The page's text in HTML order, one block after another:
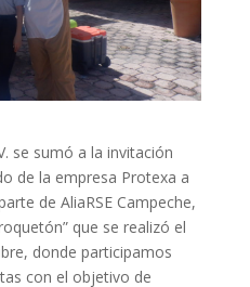
se sumó a la invitación
de la empresa Protexa a
de AliaRSE Campeche,
que se realizó el
donde participamos
con el objetivo de